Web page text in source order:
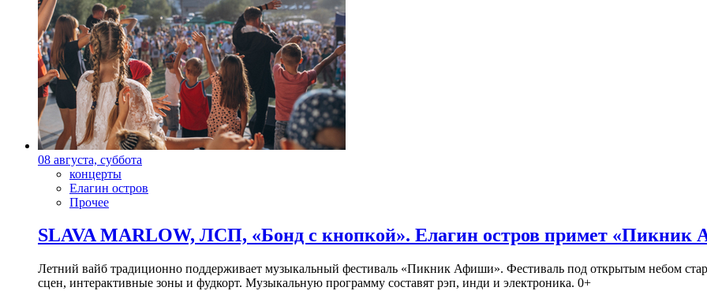
08 августа, суббота
концерты
Елагин остров
Прочее
SLAVA MARLOW, ЛСП, «Бонд с кнопкой». Елагин остров примет «Пикник
Летний вайб традиционно поддерживает музыкальный фестиваль «Пикник Афиши». Фестиваль под открытым небом
сцен, интерактивные зоны и фудкорт. Музыкальную программу составят рэп, инди и электроника. 0+